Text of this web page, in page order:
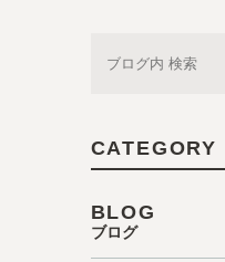
CATEGORY
BLOG
ブログ